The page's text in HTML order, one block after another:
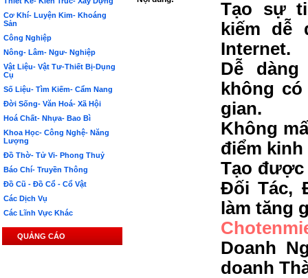
Cơ Khí- Luyện Kim- Khoáng
Sản
Công Nghiệp
Nông- Lâm- Ngư- Nghiệp
Vật Liệu- Vật Tư-Thiết Bị-Dụng
Cụ
Số Liệu- Tìm Kiếm- Cẩm Nang
Đời Sống- Văn Hoá- Xã Hội
Hoá Chất- Nhựa- Bao Bì
Khoa Học- Công Nghệ- Năng
Lượng
Đồ Thờ- Tử Vi- Phong Thuỷ
Báo Chí- Truyền Thông
Đồ Cũ - Đồ Cổ - Cổ Vật
Các Dịch Vụ
Các Lĩnh Vực Khác
QUẢNG CÁO
Tạo sự
kiếm dễ
Internet.
Dễ
không
gian.
Không
điểm kinh
Tạo được
Đối Tác,
làm tăng
Doanh
doanh